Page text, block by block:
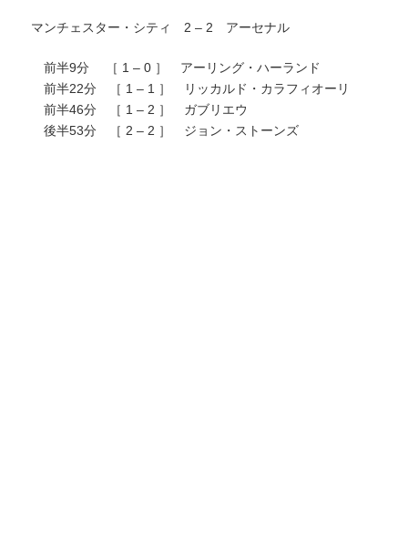
マンチェスター・シティ 2 – 2 アーセナル
前半9分 ［ 1 – 0 ］ アーリング・ハーランド
前半22分 ［ 1 – 1 ］ リッカルド・カラフィオーリ
前半46分 ［ 1 – 2 ］ ガブリエウ
後半53分 ［ 2 – 2 ］ ジョン・ストーンズ